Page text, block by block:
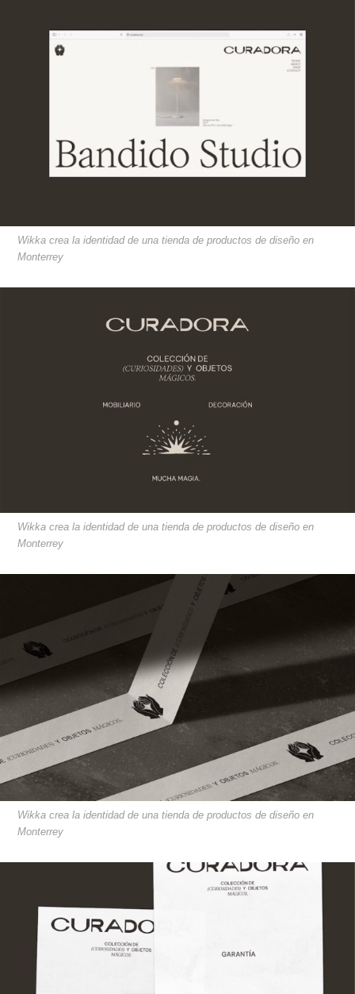
Wikka crea la identidad de una tienda de productos de diseño en
Monterrey
Wikka crea la identidad de una tienda de productos de diseño en
Monterrey
Wikka crea la identidad de una tienda de productos de diseño en
Monterrey